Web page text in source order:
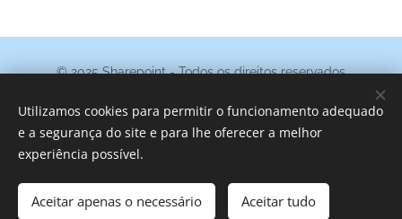
Adicionar ao carrinho
© 2025 Sharepoint - Todos os direitos reservados
Utilizamos cookies para permitir o funcionamento adequado
e a segurança do site e para lhe oferecer a melhor
experiência possível.
Aceitar apenas o necessário Aceitar tudo